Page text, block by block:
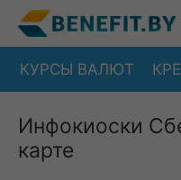
КУРСЫ ВАЛЮТ
Инфокиоски
карте